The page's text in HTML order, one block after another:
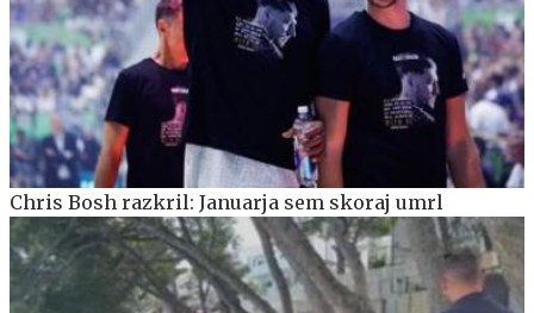
Chris Bosh razkril: Januarja sem skoraj umrl